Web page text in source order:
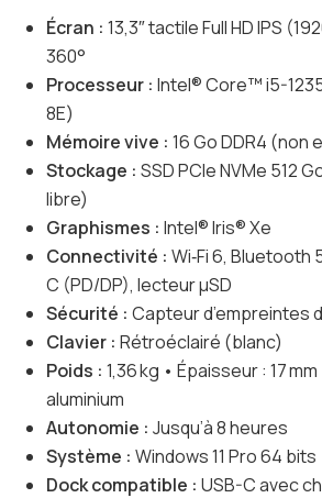
Écran : 13,3″ tactile Full HD IPS
360°
Processeur : Intel® Core™ i5-
8E)
Mémoire vive : 16 Go DDR4 (non
Stockage : SSD PCIe NVMe 512
libre)
Graphismes : Intel® Iris® Xe
Connectivité : Wi‑Fi 6, Bluetooth
C (PD/DP), lecteur µSD
Sécurité : Capteur d’empreintes
Clavier : Rétroéclairé (blanc)
Poids : 1,36 kg • Épaisseur : 17
aluminium
Autonomie : Jusqu’à 8 heures
Système : Windows 11 Pro 64 bits
Dock compatible : USB-C avec